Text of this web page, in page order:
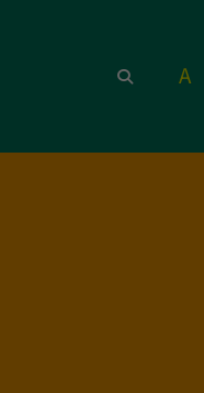
SUCHEN
A